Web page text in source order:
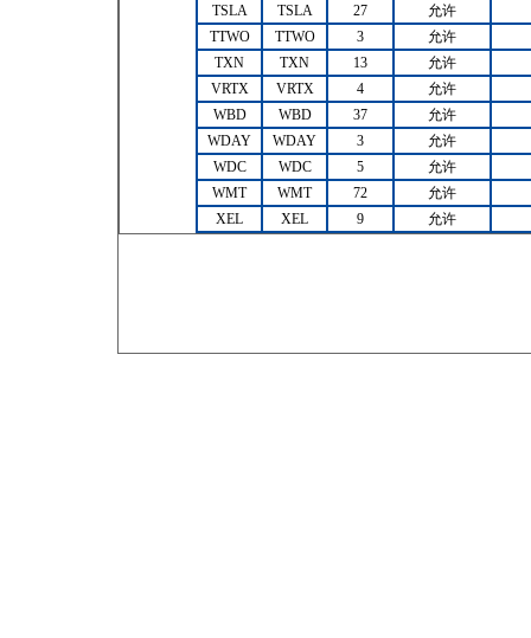
TSLA
TSLA 27
允许
TTWO
TTWO 3
允许
TXN
TXN 13
允许
VRTX
VRTX 4
允许
WBD
WBD 37
允许
WDAY
WDAY 3
允许
WDC
WDC 5
允许
WMT
WMT 72
允许
XEL
XEL 9 允许